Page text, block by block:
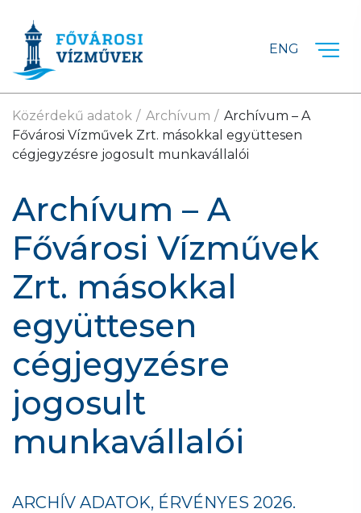
ENG
Közérdekű adatok Archívum
Archívum – A
Fővárosi Vízművek Zrt. másokkal együttesen
cégjegyzésre jogosult munkavállalói
Archívum – A
Fővárosi Vízművek
Zrt. másokkal
együttesen
cégjegyzésre
jogosult
munkavállalói
ARCHÍV ADATOK, ÉRVÉNYES 2026.